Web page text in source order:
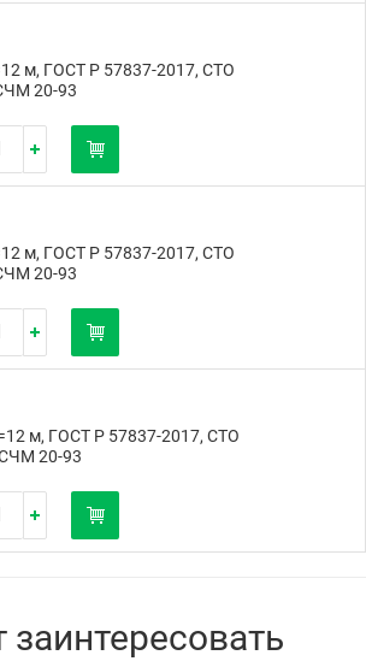
м, ГОСТ Р 57837-2017, СТО
20-93
м, ГОСТ Р 57837-2017, СТО
20-93
м, ГОСТ Р 57837-2017, СТО
20-93